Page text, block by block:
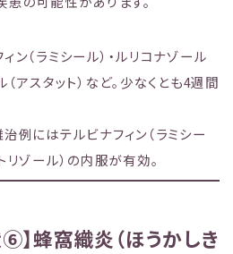
ン（ラミシール）・ルリコナゾール
（アスタット）など。少なくとも4週間
例にはテルビナフィン（ラミシー
リゾール）の内服が有効。
】蜂窩織炎（ほうかしき